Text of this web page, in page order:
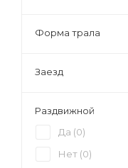
Форма трала
Заезд
Раздвижной
Да (0)
Нет (0)